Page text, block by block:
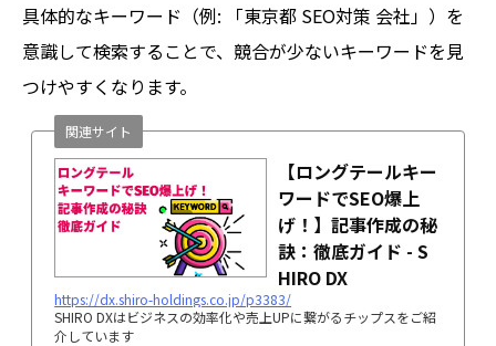
具体的なキーワード（例: 「東京都 SEO対策 会社」）を
意識して検索することで、競合が少ないキーワードを見
つけやすくなります。
【ロングテールキー
ワードでSEO爆上
げ！】記事作成の秘
訣：徹底ガイド - S
HIRO DX
https://dx.shiro-holdings.co.jp/p3383/
SHIRO DXはビジネスの効率化や売上UPに繋がるチップスをご紹
介しています
関連サイト